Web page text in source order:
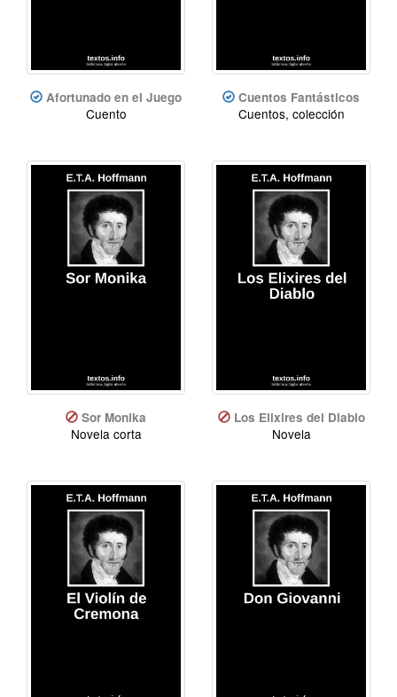
Afortunado en el Juego
Cuento
Cuentos Fantásticos
Cuentos, colección
Sor Monika
Novela corta
Los Elixires del Diablo
Novela